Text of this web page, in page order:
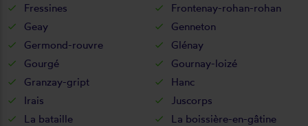
Fressines
Frontenay-rohan-rohan
Geay
Genneton
Germond-rouvre
Glénay
Gourgé
Gournay-loizé
Granzay-gript
Hanc
Irais
Juscorps
La bataille
La boissière-en-gâtine